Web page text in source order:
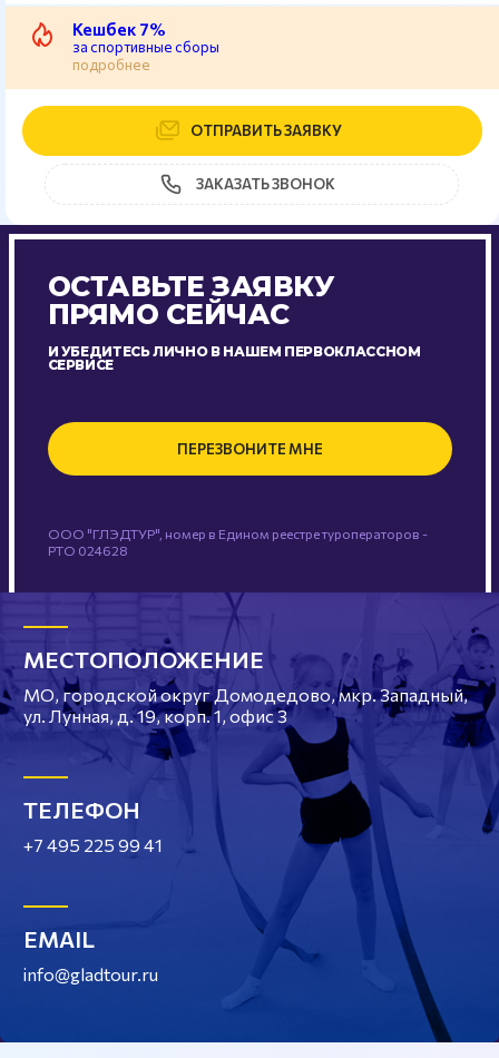
Кешбек 7%
за спортивные сборы
подробнее
ОТПРАВИТЬ ЗАЯВКУ
ЗАКАЗАТЬ ЗВОНОК
ОСТАВЬТЕ ЗАЯВКУ
ПРЯМО СЕЙЧАС
И УБЕДИТЕСЬ ЛИЧНО В НАШЕМ ПЕРВОКЛАССНОМ
СЕРВИСЕ
ПЕРЕЗВОНИТЕ МНЕ
ООО "ГЛЭДТУР", номер в Едином реестре туроператоров -
РТО 024628
МЕСТОПОЛОЖЕНИЕ
МО, городской округ Домодедово, мкр. Западный,
ул. Лунная, д. 19, корп. 1, офис 3
ТЕЛЕФОН
+7 495 225 99 41
EMAIL
info@gladtour.ru